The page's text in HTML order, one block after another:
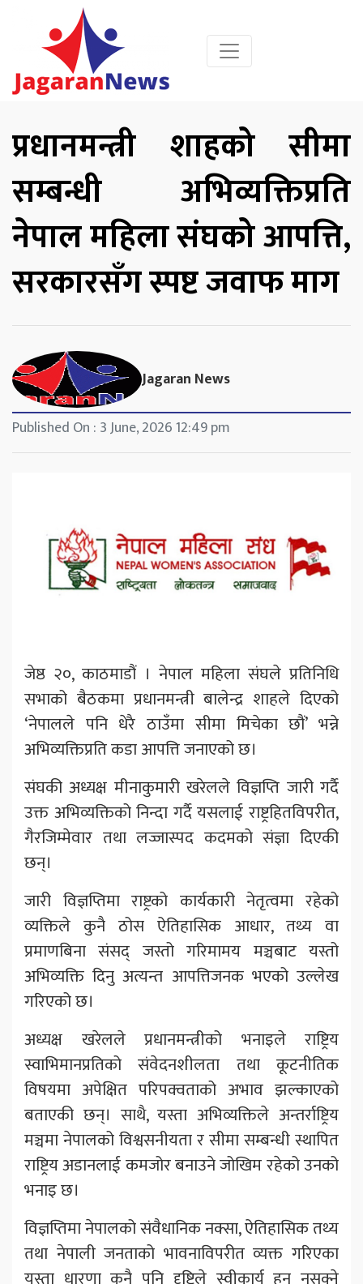
प्रधानमन्त्री शाहको सीमा
सम्बन्धी अभिव्यक्तिप्रति
नेपाल महिला संघको आपत्ति,
सरकारसँग स्पष्ट जवाफ माग
Jagaran News
Published On : 3 June, 2026 12:49 pm
जेष्ठ २०, काठमाडौं । नेपाल महिला संघले प्रतिनिधि
सभाको बैठकमा प्रधानमन्त्री बालेन्द्र शाहले दिएको
‘नेपालले पनि धेरै ठाउँमा सीमा मिचेका छौं’ भन्ने
अभिव्यक्तिप्रति कडा आपत्ति जनाएको छ।
संघकी अध्यक्ष मीनाकुमारी खरेलले विज्ञप्ति जारी गर्दै
उक्त अभिव्यक्तिको निन्दा गर्दै यसलाई राष्ट्रहितविपरीत,
गैरजिम्मेवार तथा लज्जास्पद कदमको संज्ञा दिएकी
छन्।
जारी विज्ञप्तिमा राष्ट्रको कार्यकारी नेतृत्वमा रहेको
व्यक्तिले कुनै ठोस ऐतिहासिक आधार, तथ्य वा
प्रमाणबिना संसद् जस्तो गरिमामय मञ्चबाट यस्तो
अभिव्यक्ति दिनु अत्यन्त आपत्तिजनक भएको उल्लेख
गरिएको छ।
अध्यक्ष खरेलले प्रधानमन्त्रीको भनाइले राष्ट्रिय
स्वाभिमानप्रतिको संवेदनशीलता तथा कूटनीतिक
विषयमा अपेक्षित परिपक्वताको अभाव झल्काएको
बताएकी छन्। साथै, यस्ता अभिव्यक्तिले अन्तर्राष्ट्रिय
मञ्चमा नेपालको विश्वसनीयता र सीमा सम्बन्धी स्थापित
राष्ट्रिय अडानलाई कमजोर बनाउने जोखिम रहेको उनको
भनाइ छ।
विज्ञप्तिमा नेपालको संवैधानिक नक्सा, ऐतिहासिक तथ्य
तथा नेपाली जनताको भावनाविपरीत व्यक्त गरिएका